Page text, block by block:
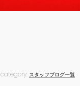
category: スタッフブログ一覧